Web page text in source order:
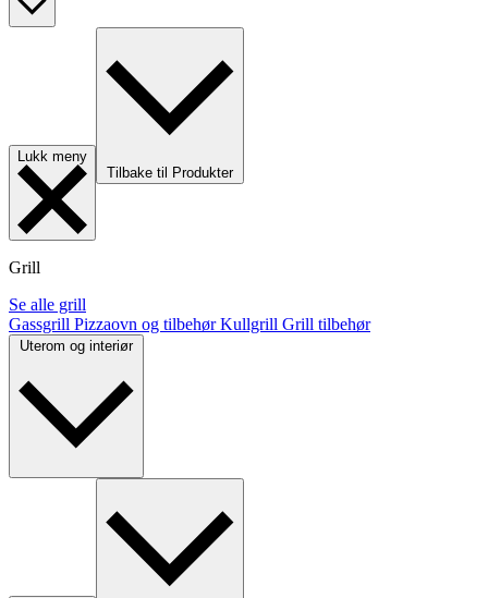
Lukk meny
Tilbake til Produkter
Grill
Se alle grill
Gassgrill Pizzaovn og tilbehørKullgrill Grill tilbehør
Uterom og interiør